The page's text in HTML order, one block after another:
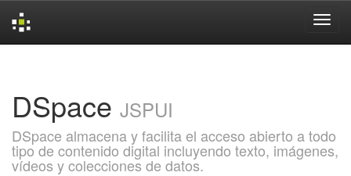
DSpace JSPUI
DSpace almacena y facilita el acceso abierto a todo
tipo de contenido digital incluyendo texto, imágenes,
vídeos y colecciones de datos.